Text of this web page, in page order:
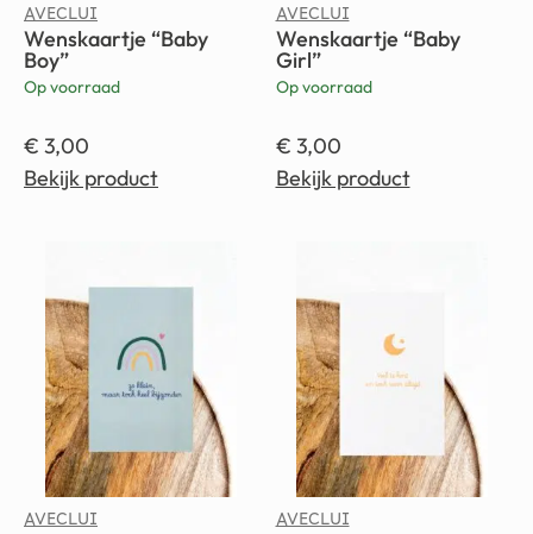
AVECLUI
Wenskaartje “Baby
Boy”
Op voorraad
€ 3,00
Bekijk product
AVECLUI
Wenskaartje “Baby
Girl”
Op voorraad
€ 3,00
Bekijk product
AVECLUI AVECLUI